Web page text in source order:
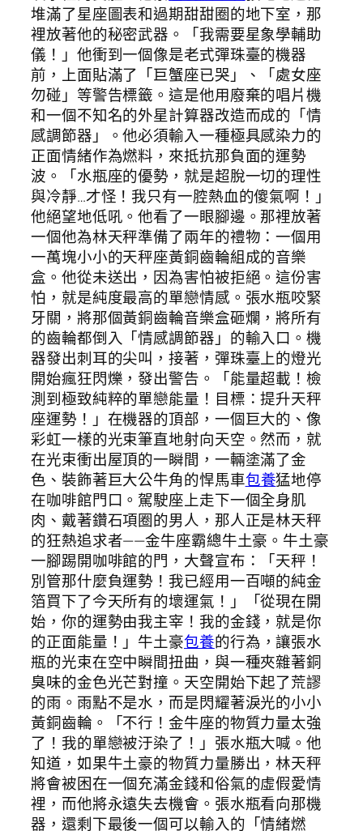
堆滿了星座圖表和過期甜甜圈的地下室，那
裡放著他的秘密武器。「我需要星象學輔助
儀！」他衝到一個像是老式彈珠臺的機器
前，上面貼滿了「巨蟹座已哭」、「處女座
勿碰」等警告標籤。這是他用廢棄的唱片機
和一個不知名的外星計算器改造而成的「情
感調節器」。他必須輸入一種極具感染力的
正面情緒作為燃料，來抵抗那負面的運勢
波。「水瓶座的優勢，就是超脫一切的理性
與冷靜…才怪！我只有一腔熱血的傻氣啊！」
他絕望地低吼。他看了一眼腳邊。那裡放著
一個他為林天秤準備了兩年的禮物：一個用
一萬塊小小的天秤座黃銅齒輪組成的音樂
盒。他從未送出，因為害怕被拒絕。這份害
怕，就是純度最高的單戀情感。張水瓶咬緊
牙關，將那個黃銅齒輪音樂盒砸爛，將所有
的齒輪都倒入「情感調節器」的輸入口。機
器發出刺耳的尖叫，接著，彈珠臺上的燈光
開始瘋狂閃爍，發出警告。「能量超載！檢
測到極致純粹的單戀能量！目標：提升天秤
座運勢！」在機器的頂部，一個巨大的、像
彩虹一樣的光束筆直地射向天空。然而，就
在光束衝出屋頂的一瞬間，一輛塗滿了金
色、裝飾著巨大公牛角的悍馬車包養猛地停
在咖啡館門口。駕駛座上走下一個全身肌
肉、戴著鑽石項圈的男人，那人正是林天秤
的狂熱追求者——金牛座霸總牛土豪。牛土豪
一腳踢開咖啡館的門，大聲宣布：「天秤！
別管那什麼負運勢！我已經用一百噸的純金
箔買下了今天所有的壞運氣！」「從現在開
始，你的運勢由我主宰！我的金錢，就是你
的正面能量！」牛土豪包養的行為，讓張水
瓶的光束在空中瞬間扭曲，與一種夾雜著銅
臭味的金色光芒對撞。天空開始下起了荒謬
的雨。雨點不是水，而是閃耀著淚光的小小
黃銅齒輪。「不行！金牛座的物質力量太強
了！我的單戀被汙染了！」張水瓶大喊。他
知道，如果牛土豪的物質力量勝出，林天秤
將會被困在一個充滿金錢和俗氣的虛假愛情
裡，而他將永遠失去機會。張水瓶看向那機
器，還剩下最後一個可以輸入的「情緒燃